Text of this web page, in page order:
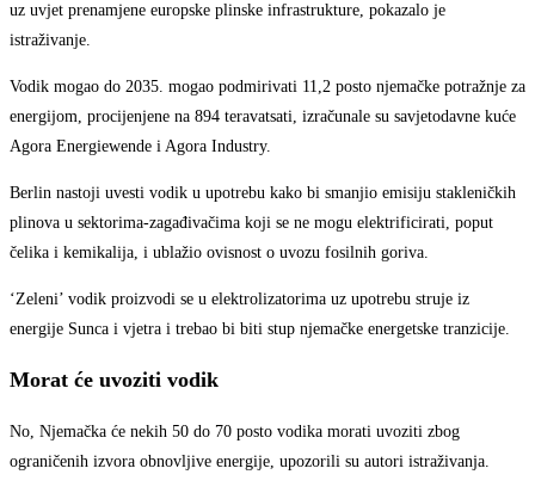
uz uvjet prenamjene europske plinske infrastrukture, pokazalo je
istraživanje.
Vodik mogao do 2035. mogao podmirivati 11,2 posto njemačke potražnje za
energijom, procijenjene na 894 teravatsati, izračunale su savjetodavne kuće
Agora Energiewende i Agora Industry.
Berlin nastoji uvesti vodik u upotrebu kako bi smanjio emisiju stakleničkih
plinova u sektorima-zagađivačima koji se ne mogu elektrificirati, poput
čelika i kemikalija, i ublažio ovisnost o uvozu fosilnih goriva.
‘Zeleni’ vodik proizvodi se u elektrolizatorima uz upotrebu struje iz
energije Sunca i vjetra i trebao bi biti stup njemačke energetske tranzicije.
Morat će uvoziti vodik
No, Njemačka će nekih 50 do 70 posto vodika morati uvoziti zbog
ograničenih izvora obnovljive energije, upozorili su autori istraživanja.